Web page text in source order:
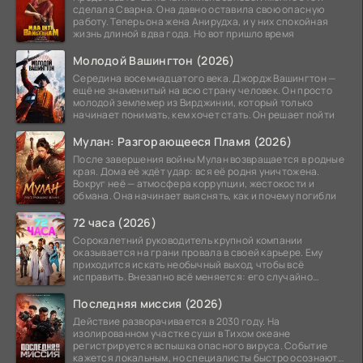
сделала Сварна. Она давно оставила свою опасную
работу. Теперь она жена Анирудха, и у них спокойная
жизнь длиной в два года. Но вот пришло время
Молодой Вашингтон (2026)
Середина восемнадцатого века. Джордж Вашингтон —
ещё не знаменитый на всю страну человек. Он просто
молодой землемер из Вирджинии, который только
начинает понимать, кем хочет стать. Он решает пойти
Мулан: Разгорающееся Пламя (2026)
После завершения войны Мулан возвращается в родные
края. Дома её ждёт удар: вся её родня уничтожена.
Вокруг неё — атмосфера коррупции, жестокости и
обмана. Она начинает выяснять, как и почему погибли
72 часа (2026)
Сорокалетний руководитель крупной компании
оказывается на грани провала в своей карьере. Ему
приходится искать необычный выход, чтобы всё
исправить. Внезапно всё меняется: его случайно
Последняя миссия (2026)
Действие разворачивается в 2030 году. На
изолированном участке суши в Тихом океане
регистрируется вспышка опасного вируса. Событие
кажется локальным, но специалисты быстро осознают: